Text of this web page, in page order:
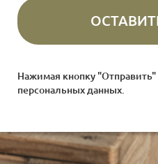
Нажимая кнопку "Отправить"
персональных данных